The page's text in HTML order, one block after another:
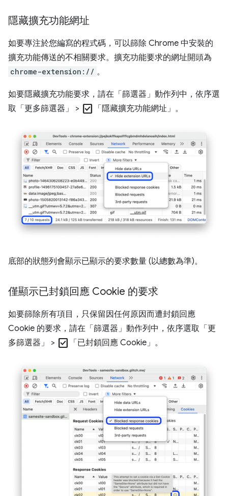
隱藏擴充功能網址
如要專注於您編寫的程式碼，可以篩除 Chrome 中安裝的
擴充功能傳送的不相關要求。擴充功能要求的網址開頭為
chrome-extension:// 。
如要隱藏擴充功能要求，請在「篩選器」 動作列中，依序選
取「更多篩選器」
> check_box 「隱藏擴充功能網址」 。
底部的狀態列會顯示已顯示的要求數量 (以總數為準)。
僅顯示已封鎖回應 Cookie 的要求
如要篩除所有項目，只保留因任何原因而遭封鎖回應
Cookie 的要求，請在「篩選器」 動作列中，依序選取「更
多篩選器」
> check_box 「已封鎖回應 Cookie」 。